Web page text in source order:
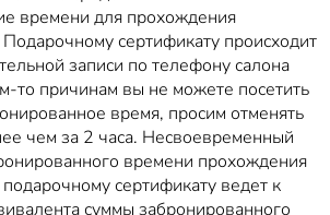
времени для прохождения
сертификату происходит
записи по телефону салона
то причинам вы не можете посетить
время, просим отменять
чем за 2 часа. Несвоевременный
времени прохождения
сертификату ведет к
суммы забронированного